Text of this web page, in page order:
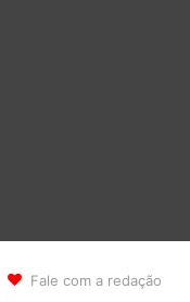
Fale com a redação